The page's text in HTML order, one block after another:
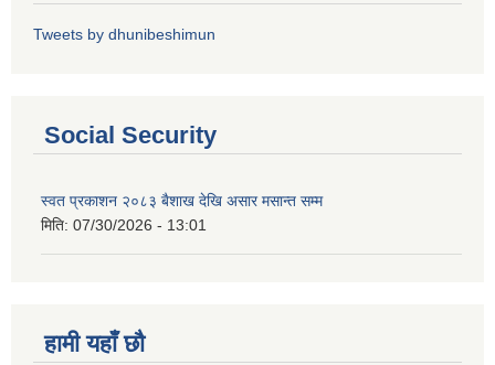
Tweets by dhunibeshimun
Social Security
स्वत प्रकाशन २०८३ बैशाख देखि असार मसान्त सम्म
मिति: 07/30/2026 - 13:01
हामी यहाँ छौ